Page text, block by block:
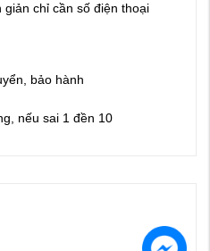
chỉ cần số điện thoại
bảo hành
nếu sai 1 đền 10